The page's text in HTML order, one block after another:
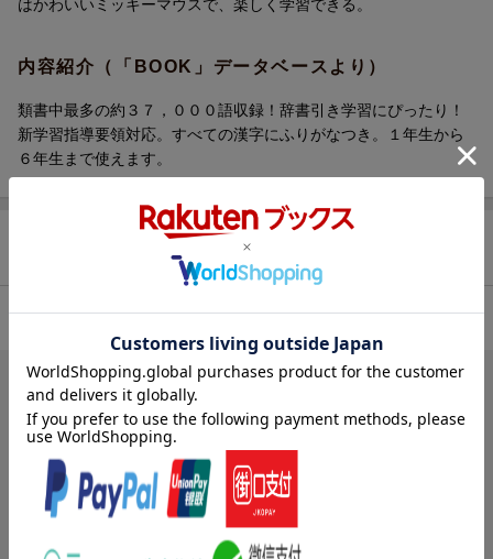
はかわいいミッキーマウスで、楽しく学習できる。
内容紹介（「BOOK」データベースより）
類書中最多の約３７，０００語収録！辞書引き学習にぴったり！
新学習指導要領対応。すべての漢字にふりがなつき。１年生から
６年生まで使えます。
商品レビュー（13件）
総合評価： 4.62
ブックスのレビュー（13件）
1人 が次のレビューを参考になったと評価しています
評価： 5
購入者さん